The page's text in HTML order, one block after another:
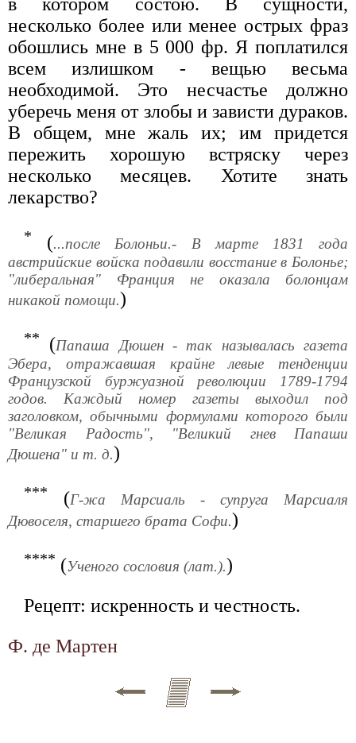
несколько более или менее острых фраз
обошлись мне в 5 000 фр. Я поплатился
всем излишком - вещью весьма
необходимой. Это несчастье должно
уберечь меня от злобы и зависти дураков.
В общем, мне жаль их; им придется
пережить хорошую встряску через
несколько месяцев. Хотите знать
лекарство?
* (...после Болоньи.- В марте 1831 года
австрийские войска подавили восстание в Болонье;
"либеральная" Франция не оказала болонцам
никакой помощи.)
** (Папаша Дюшен - так называлась газета
Эбера, отражавшая крайне левые тенденции
Французской буржуазной революции 1789-1794
годов. Каждый номер газеты выходил под
заголовком, обычными формулами которого были
"Великая Радость", "Великий гнев Папаши
Дюшена" и т. д.)
*** (Г-жа Марсиаль - супруга Марсиаля
Дювоселя, старшего брата Софи.)
**** (Ученого сословия (лат.).)
Рецепт: искренность и честность.
Ф. де Мартен